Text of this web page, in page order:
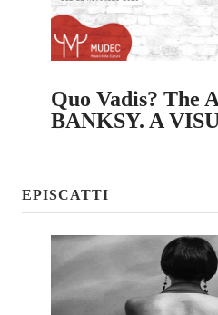
Quo Vadis? The
BANKSY. A
EPISCATTI